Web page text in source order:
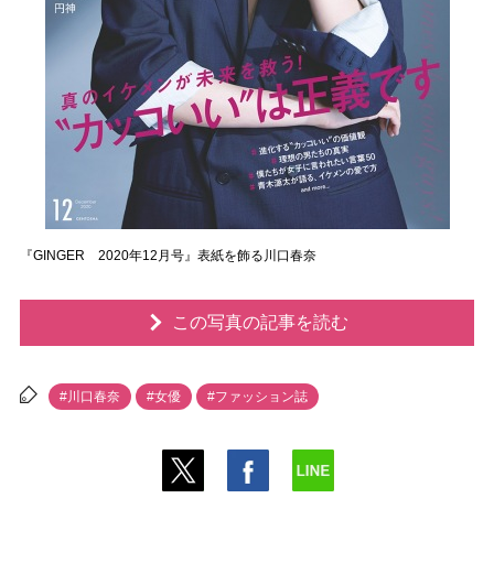
『GINGER 2020年12月号』表紙を飾る川口春奈
この写真の記事を読む
#川口春奈 #女優 #ファッション誌